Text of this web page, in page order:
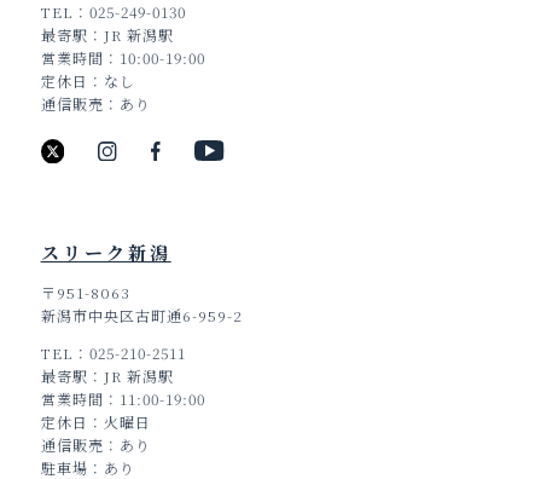
TEL
025-249-0130
最寄駅
JR 新潟駅
営業時間
10:00-19:00
定休日
なし
通信販売
あり
スリーク新潟
〒951-8063
新潟市中央区古町通6-959-2
TEL
025-210-2511
最寄駅
JR 新潟駅
営業時間
11:00-19:00
定休日
火曜日
通信販売
あり
駐車場
あり